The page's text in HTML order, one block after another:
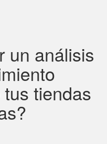
un análisis
tiendas